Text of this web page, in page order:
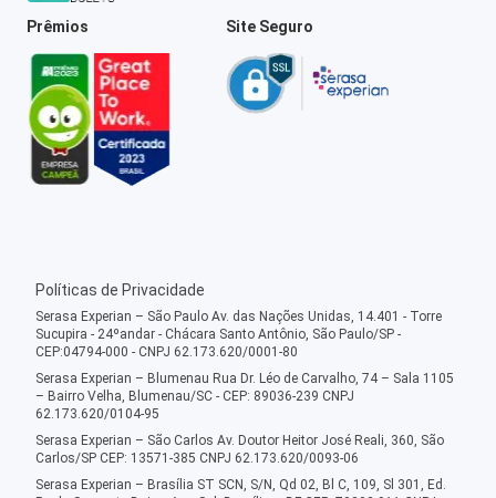
Prêmios Site Seguro
Políticas de Privacidade
Serasa Experian – São Paulo Av. das Nações Unidas, 14.401 - Torre
Sucupira - 24ºandar - Chácara Santo Antônio, São Paulo/SP -
CEP:04794-000 - CNPJ 62.173.620/0001-80
Serasa Experian – Blumenau Rua Dr. Léo de Carvalho, 74 – Sala 1105
– Bairro Velha, Blumenau/SC - CEP: 89036-239 CNPJ
62.173.620/0104-95
Serasa Experian – São Carlos Av. Doutor Heitor José Reali, 360, São
Carlos/SP CEP: 13571-385 CNPJ 62.173.620/0093-06
Serasa Experian – Brasília ST SCN, S/N, Qd 02, Bl C, 109, Sl 301, Ed.